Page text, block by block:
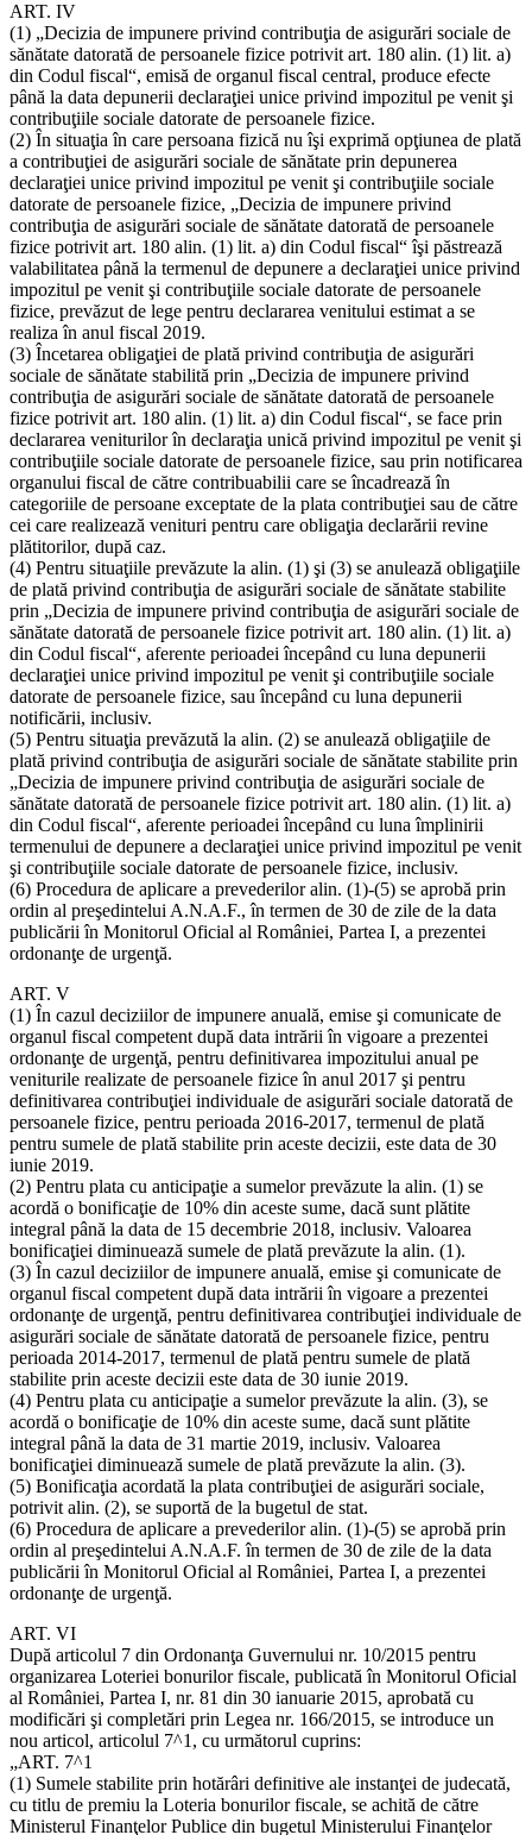
ART. IV
(1) „Decizia de impunere privind contribuţia de asigurări sociale de
sănătate datorată de persoanele fizice potrivit art. 180 alin. (1) lit. a)
din Codul fiscal“, emisă de organul fiscal central, produce efecte
până la data depunerii declaraţiei unice privind impozitul pe venit şi
contribuţiile sociale datorate de persoanele fizice.
(2) În situaţia în care persoana fizică nu îşi exprimă opţiunea de plată
a contribuţiei de asigurări sociale de sănătate prin depunerea
declaraţiei unice privind impozitul pe venit şi contribuţiile sociale
datorate de persoanele fizice, „Decizia de impunere privind
contribuţia de asigurări sociale de sănătate datorată de persoanele
fizice potrivit art. 180 alin. (1) lit. a) din Codul fiscal“ îşi păstrează
valabilitatea până la termenul de depunere a declaraţiei unice privind
impozitul pe venit şi contribuţiile sociale datorate de persoanele
fizice, prevăzut de lege pentru declararea venitului estimat a se
realiza în anul fiscal 2019.
(3) Încetarea obligaţiei de plată privind contribuţia de asigurări
sociale de sănătate stabilită prin „Decizia de impunere privind
contribuţia de asigurări sociale de sănătate datorată de persoanele
fizice potrivit art. 180 alin. (1) lit. a) din Codul fiscal“, se face prin
declararea veniturilor în declaraţia unică privind impozitul pe venit şi
contribuţiile sociale datorate de persoanele fizice, sau prin notificarea
organului fiscal de către contribuabilii care se încadrează în
categoriile de persoane exceptate de la plata contribuţiei sau de către
cei care realizează venituri pentru care obligaţia declarării revine
plătitorilor, după caz.
(4) Pentru situaţiile prevăzute la alin. (1) şi (3) se anulează obligaţiile
de plată privind contribuţia de asigurări sociale de sănătate stabilite
prin „Decizia de impunere privind contribuţia de asigurări sociale de
sănătate datorată de persoanele fizice potrivit art. 180 alin. (1) lit. a)
din Codul fiscal“, aferente perioadei începând cu luna depunerii
declaraţiei unice privind impozitul pe venit şi contribuţiile sociale
datorate de persoanele fizice, sau începând cu luna depunerii
notificării, inclusiv.
(5) Pentru situaţia prevăzută la alin. (2) se anulează obligaţiile de
plată privind contribuţia de asigurări sociale de sănătate stabilite prin
„Decizia de impunere privind contribuţia de asigurări sociale de
sănătate datorată de persoanele fizice potrivit art. 180 alin. (1) lit. a)
din Codul fiscal“, aferente perioadei începând cu luna împlinirii
termenului de depunere a declaraţiei unice privind impozitul pe venit
şi contribuţiile sociale datorate de persoanele fizice, inclusiv.
(6) Procedura de aplicare a prevederilor alin. (1)-(5) se aprobă prin
ordin al preşedintelui A.N.A.F., în termen de 30 de zile de la data
publicării în Monitorul Oficial al României, Partea I, a prezentei
ordonanţe de urgenţă.
ART. V
(1) În cazul deciziilor de impunere anuală, emise şi comunicate de
organul fiscal competent după data intrării în vigoare a prezentei
ordonanţe de urgenţă, pentru definitivarea impozitului anual pe
veniturile realizate de persoanele fizice în anul 2017 şi pentru
definitivarea contribuţiei individuale de asigurări sociale datorată de
persoanele fizice, pentru perioada 2016-2017, termenul de plată
pentru sumele de plată stabilite prin aceste decizii, este data de 30
iunie 2019.
(2) Pentru plata cu anticipaţie a sumelor prevăzute la alin. (1) se
acordă o bonificaţie de 10% din aceste sume, dacă sunt plătite
integral până la data de 15 decembrie 2018, inclusiv. Valoarea
bonificaţiei diminuează sumele de plată prevăzute la alin. (1).
(3) În cazul deciziilor de impunere anuală, emise şi comunicate de
organul fiscal competent după data intrării în vigoare a prezentei
ordonanţe de urgenţă, pentru definitivarea contribuţiei individuale de
asigurări sociale de sănătate datorată de persoanele fizice, pentru
perioada 2014-2017, termenul de plată pentru sumele de plată
stabilite prin aceste decizii este data de 30 iunie 2019.
(4) Pentru plata cu anticipaţie a sumelor prevăzute la alin. (3), se
acordă o bonificaţie de 10% din aceste sume, dacă sunt plătite
integral până la data de 31 martie 2019, inclusiv. Valoarea
bonificaţiei diminuează sumele de plată prevăzute la alin. (3).
(5) Bonificaţia acordată la plata contribuţiei de asigurări sociale,
potrivit alin. (2), se suportă de la bugetul de stat.
(6) Procedura de aplicare a prevederilor alin. (1)-(5) se aprobă prin
ordin al preşedintelui A.N.A.F. în termen de 30 de zile de la data
publicării în Monitorul Oficial al României, Partea I, a prezentei
ordonanţe de urgenţă.
ART. VI
După articolul 7 din Ordonanţa Guvernului nr. 10/2015 pentru
organizarea Loteriei bonurilor fiscale, publicată în Monitorul Oficial
al României, Partea I, nr. 81 din 30 ianuarie 2015, aprobată cu
modificări şi completări prin Legea nr. 166/2015, se introduce un
nou articol, articolul 7^1, cu următorul cuprins:
„ART. 7^1
(1) Sumele stabilite prin hotărâri definitive ale instanţei de judecată,
cu titlu de premiu la Loteria bonurilor fiscale, se achită de către
Ministerul Finanţelor Publice din bugetul Ministerului Finanţelor